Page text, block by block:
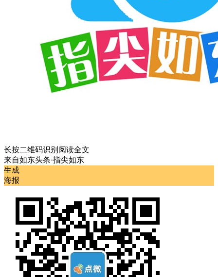
长按二维码识别阅读全文
来自如东头条·指尖如东
生成
海报